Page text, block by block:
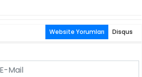
Website Yorumları Disqus